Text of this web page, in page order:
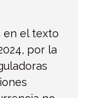
en el texto
por la